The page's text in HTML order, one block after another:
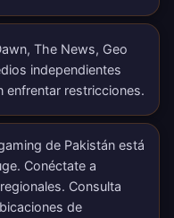
The News, Geo
independientes
enfrentar restricciones.
de Pakistán está
Conéctate a
Consulta
de